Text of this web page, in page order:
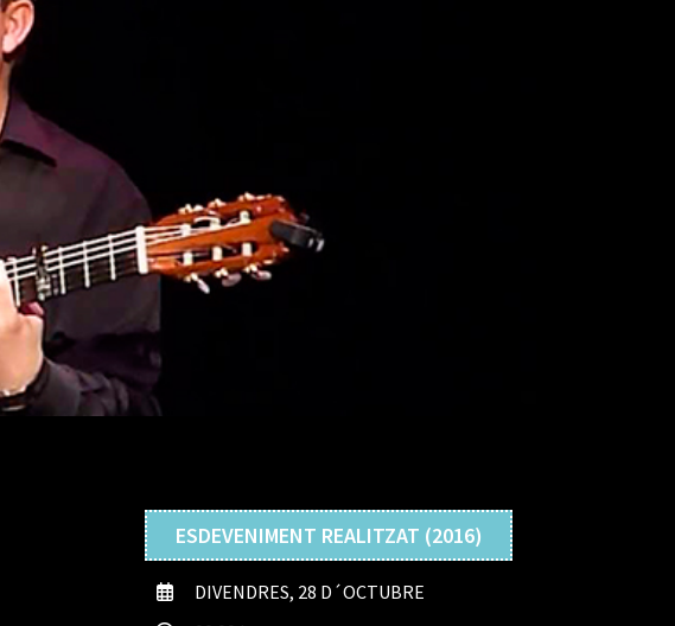
ESDEVENIMENT REALITZAT (2016)
DIVENDRES, 28 D´OCTUBRE